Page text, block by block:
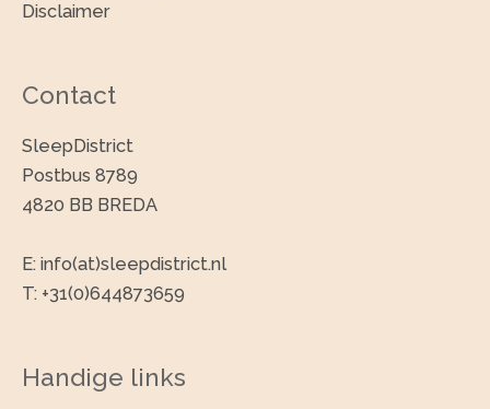
Disclaimer
Contact
SleepDistrict
Postbus 8789
4820 BB BREDA
E: info(at)sleepdistrict.nl
T: +31(0)644873659
Handige links